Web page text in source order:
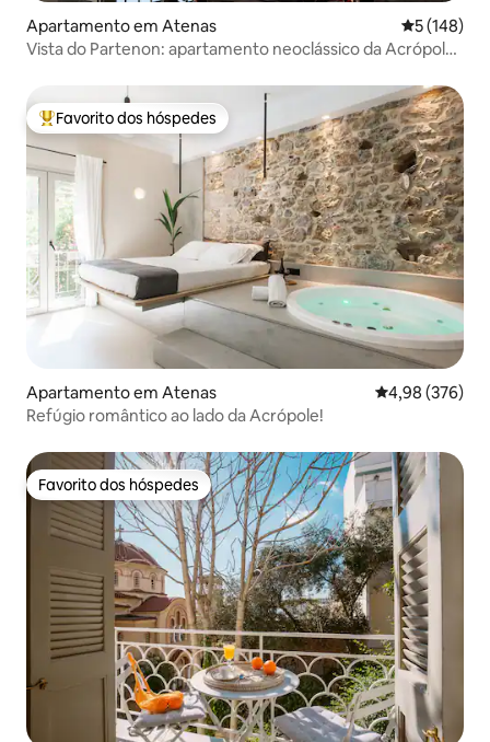
Apartamento em Atenas
5 (148)
Vista do Partenon: apartamento neoclássico da Acrópole
Favoritos dos hóspedes mais apreciados
Favorito dos hóspedes
Apartamento em Atenas Classificação
4,98 (376)
Refúgio romântico ao lado da Acrópole!
Favorito dos hóspedes
Favorito dos hóspedes